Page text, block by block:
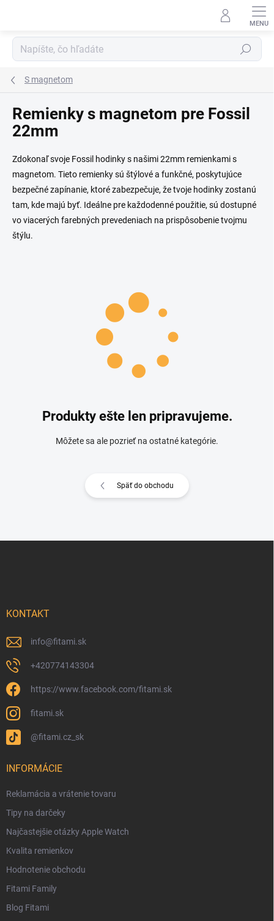
Hľadať
S magnetom
Remienky s magnetom pre Fossil
22mm
Zdokonaľ svoje Fossil hodinky s našimi 22mm remienkami s
magnetom. Tieto remienky sú štýlové a funkčné, poskytujúce
bezpečné zapínanie, ktoré zabezpečuje, že tvoje hodinky zostanú
tam, kde majú byť. Ideálne pre každodenné použitie, sú dostupné
vo viacerých farebných prevedeniach na prispôsobenie tvojmu
štýlu.
Produkty ešte len pripravujeme.
Môžete sa ale pozrieť na ostatné kategórie.
Späť do obchodu
KONTAKT
info@fitami.sk
+420774143304
https://www.facebook.com/fitami.sk
fitami.sk
@fitami.cz_sk
INFORMÁCIE
Reklamácia a vrátenie tovaru
Tipy na darčeky
Najčastejšie otázky Apple Watch
Kvalita remienkov
Hodnotenie obchodu
Fitami Family
Blog Fitami